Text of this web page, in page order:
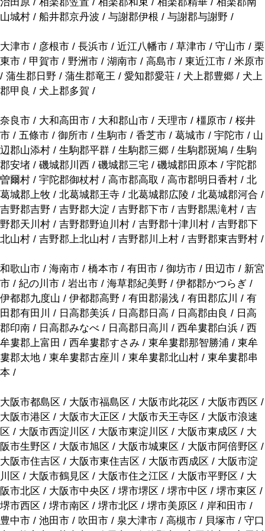
山城村 / 船井郡京丹波 / 与謝郡伊根 / 与謝郡与謝野 /
大津市 / 彦根市 / 長浜市 / 近江八幡市 / 草津市 / 守山市 / 栗
東市 / 甲賀市 / 野洲市 / 湖南市 / 高島市 / 東近江市 / 米原市
/ 蒲生郡日野 / 蒲生郡竜王 / 愛知郡愛荘 / 犬上郡豊郷 / 犬上
郡甲良 / 犬上郡多賀 /
奈良市 / 大和高田市 / 大和郡山市 / 天理市 / 橿原市 / 桜井
市 / 五條市 / 御所市 / 生駒市 / 香芝市 / 葛城市 / 宇陀市 / 山
辺郡山添村 / 生駒郡平群 / 生駒郡三郷 / 生駒郡斑鳩 / 生駒
郡安堵 / 磯城郡川西 / 磯城郡三宅 / 磯城郡田原本 / 宇陀郡
曽爾村 / 宇陀郡御杖村 / 高市郡高取 / 高市郡明日香村 / 北
葛城郡上牧 / 北葛城郡王寺 / 北葛城郡広陵 / 北葛城郡河合 /
吉野郡吉野 / 吉野郡大淀 / 吉野郡下市 / 吉野郡黒滝村 / 吉
野郡天川村 / 吉野郡野迫川村 / 吉野郡十津川村 / 吉野郡下
北山村 / 吉野郡上北山村 / 吉野郡川上村 / 吉野郡東吉野村 /
和歌山市 / 海南市 / 橋本市 / 有田市 / 御坊市 / 田辺市 / 新宮
市 / 紀の川市 / 岩出市 / 海草郡紀美野 / 伊都郡かつらぎ /
伊都郡九度山 / 伊都郡高野 / 有田郡湯浅 / 有田郡広川 / 有
田郡有田川 / 日高郡美浜 / 日高郡日高 / 日高郡由良 / 日高
郡印南 / 日高郡みなべ / 日高郡日高川 / 西牟婁郡白浜 / 西
牟婁郡上富田 / 西牟婁郡すさみ / 東牟婁郡那智勝浦 / 東牟
婁郡太地 / 東牟婁郡古座川 / 東牟婁郡北山村 / 東牟婁郡串
本 /
大阪市都島区 / 大阪市福島区 / 大阪市此花区 / 大阪市西区 /
大阪市港区 / 大阪市大正区 / 大阪市天王寺区 / 大阪市浪速
区 / 大阪市西淀川区 / 大阪市東淀川区 / 大阪市東成区 / 大
阪市生野区 / 大阪市旭区 / 大阪市城東区 / 大阪市阿倍野区 /
大阪市住吉区 / 大阪市東住吉区 / 大阪市西成区 / 大阪市淀
川区 / 大阪市鶴見区 / 大阪市住之江区 / 大阪市平野区 / 大
阪市北区 / 大阪市中央区 / 堺市堺区 / 堺市中区 / 堺市東区 /
堺市西区 / 堺市南区 / 堺市北区 / 堺市美原区 / 岸和田市 /
豊中市 / 池田市 / 吹田市 / 泉大津市 / 高槻市 / 貝塚市 / 守口